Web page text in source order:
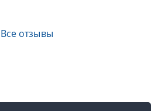
Все отзывы